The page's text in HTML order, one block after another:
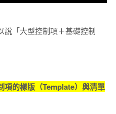
說「大型控制項＋基礎控制
項的樣版（Template）與清單